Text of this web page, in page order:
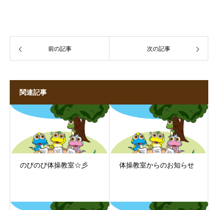
前の記事 次の記事
関連記事
のびのび体操教室☆彡 体操教室からのお知らせ